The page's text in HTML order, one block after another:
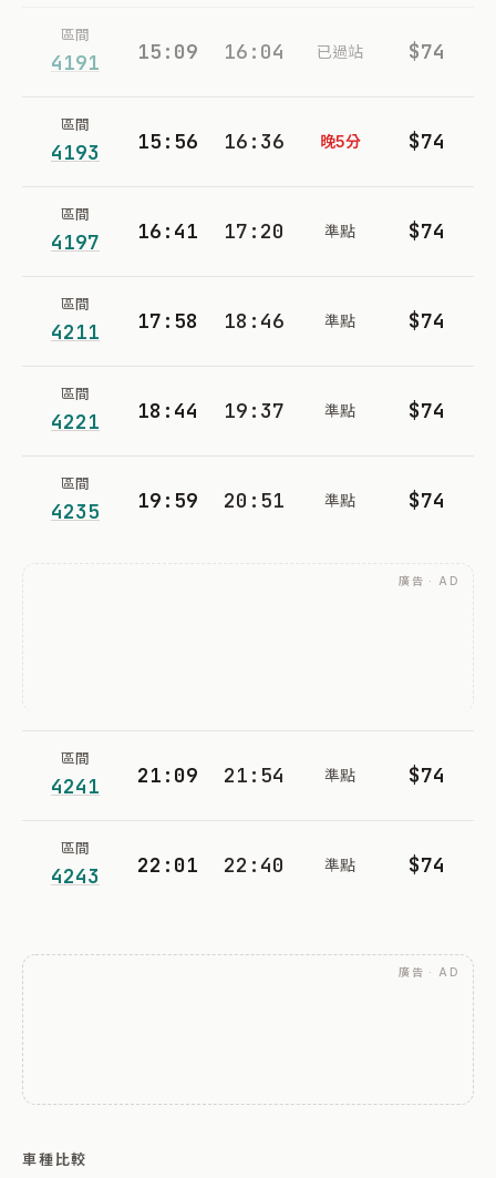
區間
4191 15:09 16:04 已過站 $74
區間
4193 15:56 16:36 晚5分 $74
區間
4197 16:41 17:20 準點 $74
區間
4211 17:58 18:46 準點 $74
區間
4221 18:44 19:37 準點 $74
區間
4235 19:59 20:51 準點 $74
廣告 · AD
區間
4241 21:09 21:54 準點 $74
區間
4243 22:01 22:40 準點 $74
廣告 · AD
車種比較